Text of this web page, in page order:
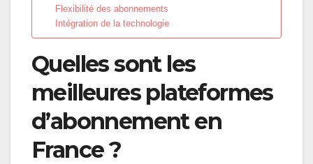
Flexibilité des abonnements
Intégration de la technologie
Quelles sont les
meilleures plateformes
d’abonnement en
France ?